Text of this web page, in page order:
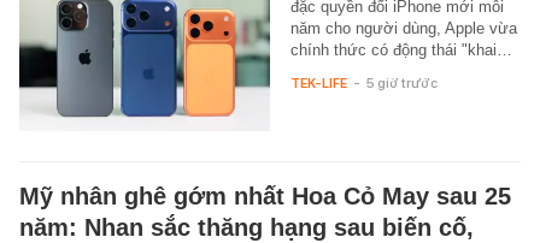
đặc quyền đổi iPhone mới mỗi
năm cho người dùng, Apple vừa
chính thức có động thái "khai…
TEK-LIFE - 5 giờ trước
Mỹ nhân ghê gớm nhất Hoa Cỏ May sau 25
năm: Nhan sắc thăng hạng sau biến cố,